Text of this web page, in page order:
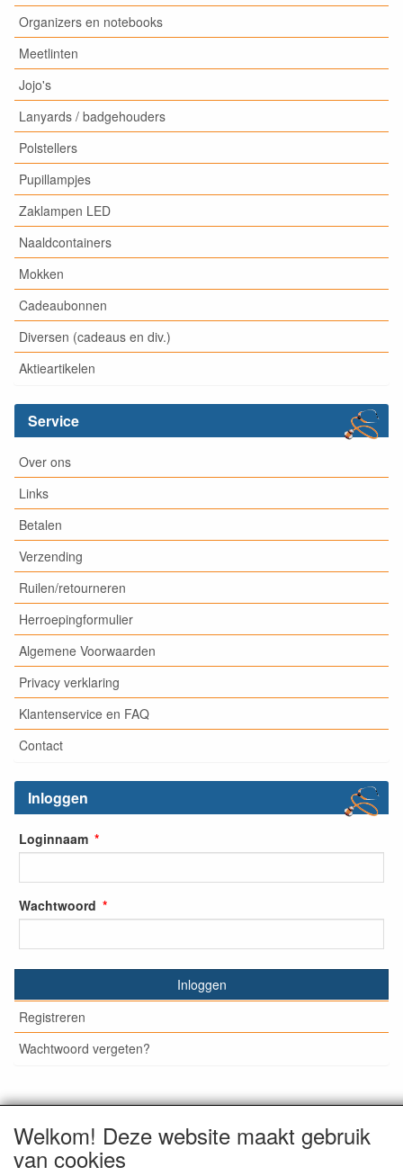
Organizers en notebooks
Meetlinten
Jojo's
Lanyards / badgehouders
Polstellers
Pupillampjes
Zaklampen LED
Naaldcontainers
Mokken
Cadeaubonnen
Diversen (cadeaus en div.)
Aktieartikelen
Service
Over ons
Links
Betalen
Verzending
Ruilen/retourneren
Herroepingformulier
Algemene Voorwaarden
Privacy verklaring
Klantenservice en FAQ
Contact
Inloggen
Loginnaam
Wachtwoord
Inloggen
Registreren
Wachtwoord vergeten?
© Medisan Trading | Alblasserdam. Alle genoemde prijzen
zijn inclusief BTW en exclusiefverzendkosten , tenzij anders
staat aangegeven.
Welkom! Deze website maakt gebruik
van cookies